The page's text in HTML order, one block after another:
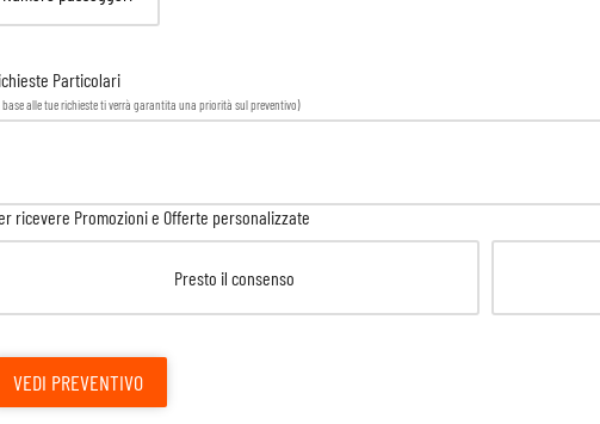
Particolari
base alle tue richieste ti verrà garantita una priorità sul preventivo)
ricevere Promozioni e Offerte personalizzate
Presto il consenso
VEDI PREVENTIVO